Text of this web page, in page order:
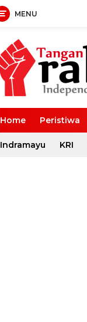
MENU
Home Peristiwa
Indramayu KRI